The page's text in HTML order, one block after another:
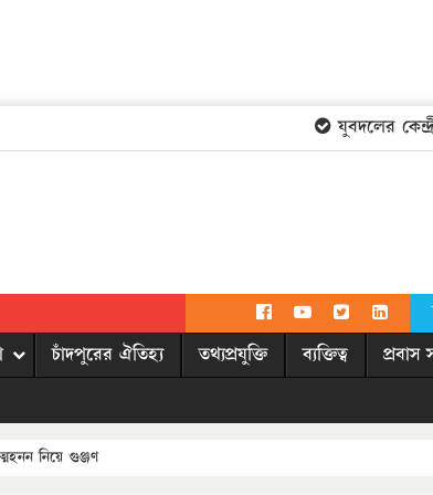
যুবদলের
চাঁদপুরের ঐতিহ্য তথ্যপ্রযুক্তি ব্যক্তিত্ব প্রবাস
নিয়ে গুঞ্জণ